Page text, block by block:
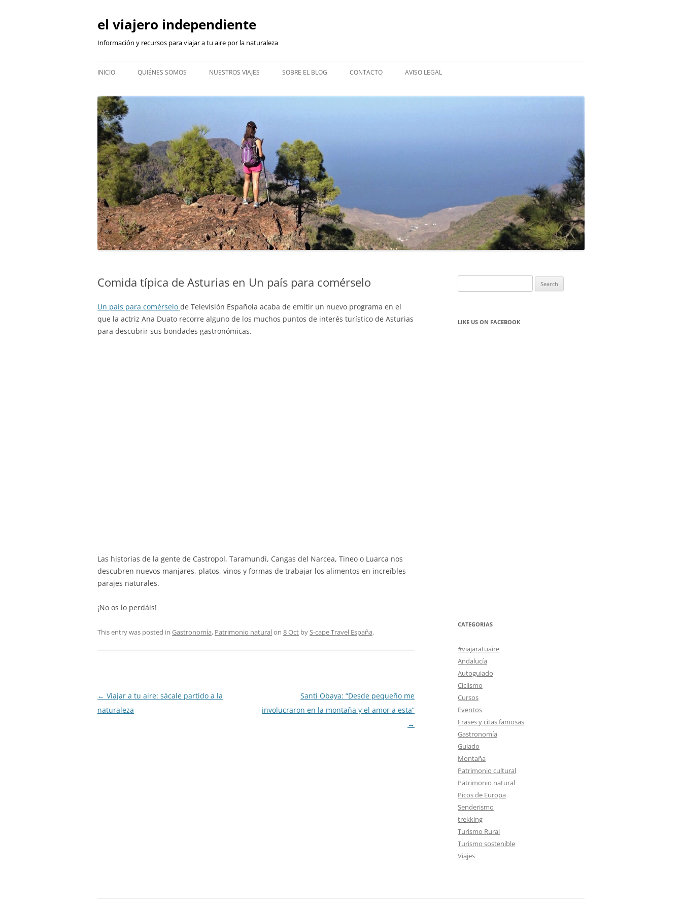
content
el viajero independiente
Información y recursos para viajar a tu aire por la naturaleza
INICIO QUIÉNES SOMOS NUESTROS VIAJES SOBRE EL BLOG CONTACTO AVISO LEGAL
Comida típica de Asturias en Un país para comérselo
Un país para comérselo de Televisión Española acaba de emitir un nuevo programa en el
que la actriz Ana Duato recorre alguno de los muchos puntos de interés turístico de Asturias
para descubrir sus bondades gastronómicas.
Las historias de la gente de Castropol, Taramundi, Cangas del Narcea, Tineo o Luarca nos
descubren nuevos manjares, platos, vinos y formas de trabajar los alimentos en increíbles
parajes naturales.
¡No os lo perdáis!
This entry was posted in Gastronomía, Patrimonio naturalon 8 Oct byS-cape Travel España.
Post
navigation
← Viajar a tu aire: sácale partido a la
naturaleza
Santi Obaya: “Desde pequeño me
involucraron en la montaña y el amor a esta”
→
for:
LIKE US ON FACEBOOK
CATEGORIAS
#viajaratuaire
Andalucía
Autoguiado
Ciclismo
Cursos
Eventos
Frases y citas famosas
Gastronomía
Guiado
Montaña
Patrimonio cultural
Patrimonio natural
Picos de Europa
Senderismo
trekking
Turismo Rural
Turismo sostenible
Viajes